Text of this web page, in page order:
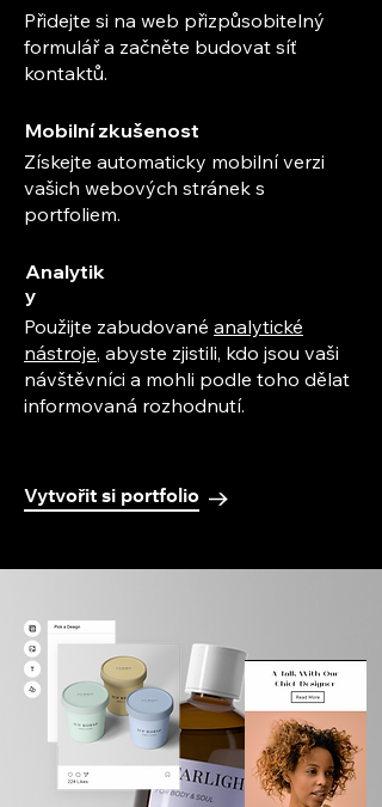
Přidejte si na web přizpůsobitelný
formulář a začněte budovat síť
kontaktů.
Mobilní zkušenost
Získejte automaticky mobilní verzi
vašich webových stránek s
portfoliem.
Analytik
y
Použijte zabudované analytické
nástroje, abyste zjistili, kdo jsou vaši
návštěvníci a mohli podle toho dělat
informovaná rozhodnutí.
Vytvořit si portfolio